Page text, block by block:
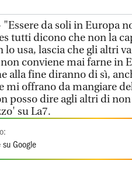
da soli in Europa
tutti dicono che non la
usa, lascia che gli altri
conviene mai farne in
alla fine diranno di sì,
mi offrano da mangiare
posso dire agli altri di
su La7.
Google